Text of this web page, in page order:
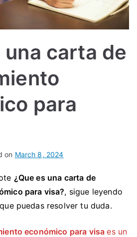
IN
TE
G
una carta de
para
on March 8, 2024
¿Que es una carta de
para visa?, sigue leyendo
puedas resolver tu duda.
económico para visaes un